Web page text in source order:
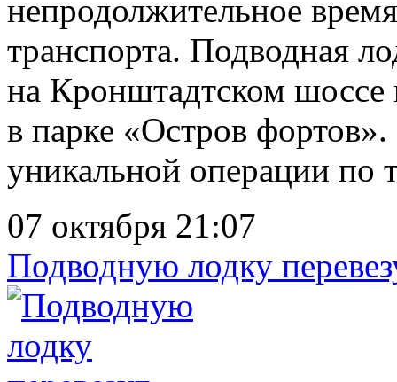
непродолжительное
транспорта. Подводная
на Кронштадтском
в парке «Остров
уникальной операции по
07 октября 21:07
Подводную лодку